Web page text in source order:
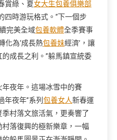
賞綠、夏女大生包養俱樂部
四時游玩格式。“下一個步
完美全域包養軟體全季賽事
化為‘成長熱包養妹經濟’，讓
成長之利。”躲馬鎮宣統委
夜年。這場冰雪中的賽
年夜年”系列 包養女人新春運
村落文旅活氣，更奏響了
落復興的極新樂章，一幅